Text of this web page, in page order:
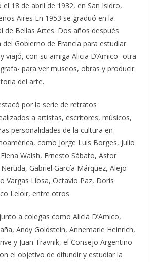
el 18 de abril de 1932, en San Isidro,
Aires En 1953 se graduó en la
de Bellas Artes. Dos años después
del Gobierno de Francia para estudiar
viajó, con su amiga Alicia D’Amico -otra
para ver museos, obras y producir
del arte.
por la serie de retratos
a artistas, escritores, músicos,
personalidades de la cultura en
como Jorge Luis Borges, Julio
Walsh, Ernesto Sábato, Astor
Gabriel García Márquez, Alejo
Vargas Llosa, Octavio Paz, Doris
Leloir, entre otros.
a colegas como Alicia D’Amico,
Andy Goldstein, Annemarie Heinrich,
y Juan Travnik, el Consejo Argentino
el objetivo de difundir y estudiar la